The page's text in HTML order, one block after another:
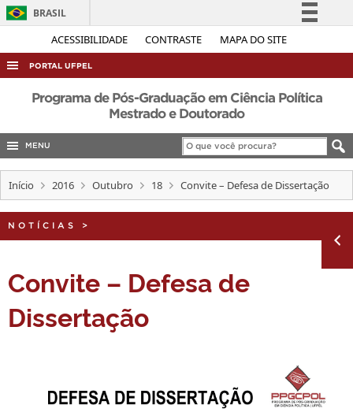
ACESSIBILIDADE CONTRASTE MAPA DO SITE
BRASIL
Simplifique!
Acesso à informação
Legislação
Canais
PORTAL UFPEL
ACESSO À INFORMAÇÃO
COBALTO
CONCURSOS
EDITAIS
INTERNACIONAL
PORTARIAS
Programa de Pós-Graduação em Ciência Política
Mestrado e Doutorado
MENU
Início 2016 Outubro 18 Convite – Defesa de Dissertação
NOTÍCIAS >
Convite – Defesa de
Dissertação